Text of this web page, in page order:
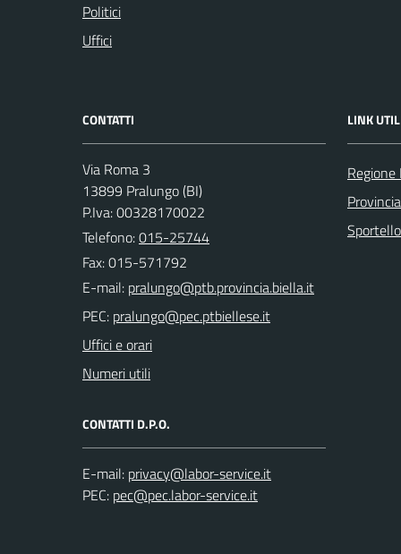
Politici
Uffici
CONTATTI
Via Roma 3
13899 Pralungo (BI)
P.Iva: 00328170022
Telefono:015-25744
Fax: 015-571792
E-mail:
PEC:
Uffici e orari
Numeri utili
CONTATTI D.P.O.
E-mail:
PEC:
LINK